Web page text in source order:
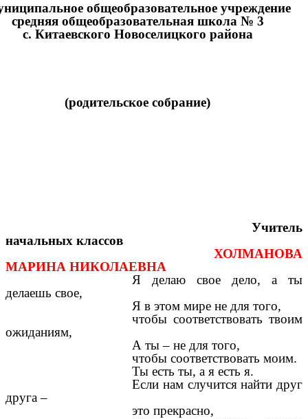
общеобразовательное учреждение
средняя общеобразовательная школа № 3
с. Китаевского Новоселицкого района
(родительское собрание)
Учитель
начальных классов
ХОЛМАНОВА
МАРИНА НИКОЛАЕВНА
Я делаю свое дело, а ты
делаешь свое,
Я в этом мире не для того,
чтобы соответствовать твоим
ожиданиям,
А ты – не для того,
чтобы соответствовать моим.
Ты есть ты, а я есть я.
Если нам случится найти друг
друга –
это прекрасно,